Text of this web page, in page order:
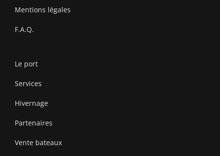
Mentions légales
F.A.Q.
Le port
Services
Hivernage
Partenaires
Vente bateaux